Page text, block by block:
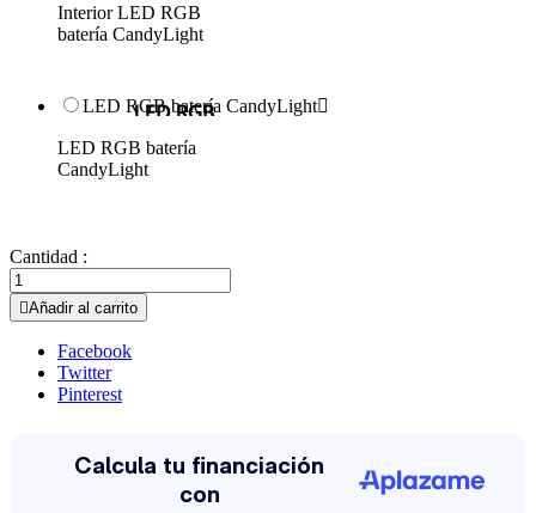
Interior LED RGB
batería CandyLight
LED RGB batería CandyLight
LED RGB batería
CandyLight
Cantidad :
Añadir al carrito
Facebook
Twitter
Pinterest